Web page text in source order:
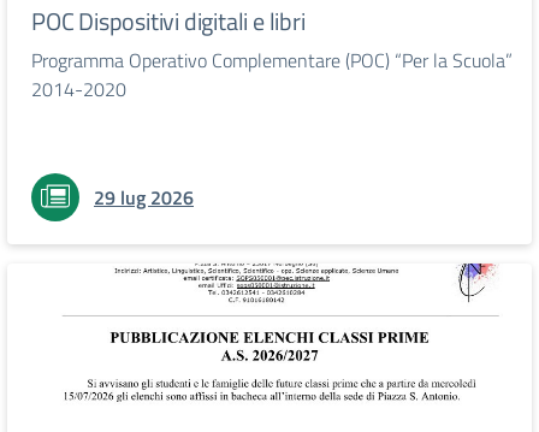
POC Dispositivi digitali e libri
Programma Operativo Complementare (POC) “Per la Scuola”
2014-2020
29 lug 2026